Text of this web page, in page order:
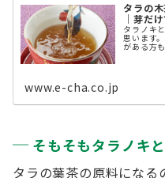
タラの
｜芽だ
タラノキ
思います
がある方
www.e-cha.co.jp
そもそもタラノキ
タラの葉茶の原料になる